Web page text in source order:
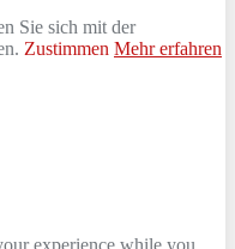
Sie sich mit der
Zustimmen Mehr erfahren